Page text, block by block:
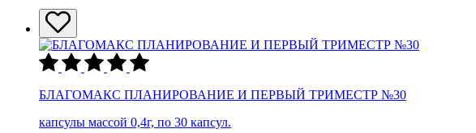
БЛАГОМАКС ПЛАНИРОВАНИЕ И ПЕРВЫЙ ТРИМЕСТР №30
капсулы массой 0,4г, по 30 капсул.